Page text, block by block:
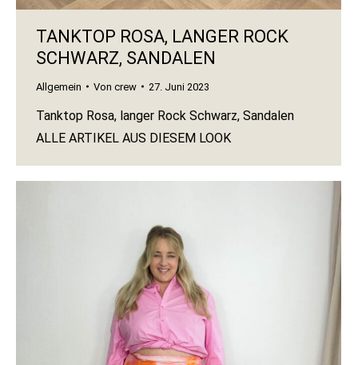
TANKTOP ROSA, LANGER ROCK
SCHWARZ, SANDALEN
Allgemein Von crew 27. Juni 2023
Tanktop Rosa, langer Rock Schwarz, Sandalen
ALLE ARTIKEL AUS DIESEM LOOK